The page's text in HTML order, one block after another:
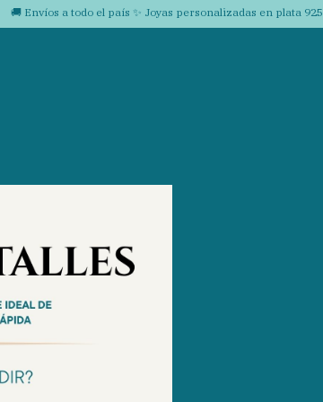
🚚 Envíos a todo el país ✨ Joyas personalizadas en plata